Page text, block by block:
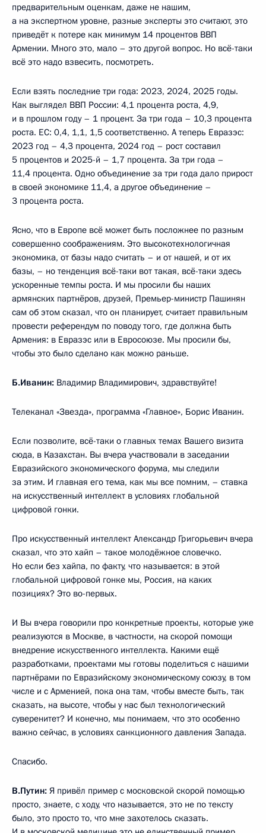
предварительным оценкам, даже не нашим,
а на экспертном уровне, разные эксперты это считают, это
приведёт к потере как минимум 14 процентов ВВП
Армении. Много это, мало – это другой вопрос. Но всё-таки
всё это надо взвесить, посмотреть.
Если взять последние три года: 2023, 2024, 2025 годы.
Как выглядел ВВП России: 4,1 процента роста, 4,9,
и в прошлом году – 1 процент. За три года – 10,3 процента
роста. ЕС: 0,4, 1,1, 1,5 соответственно. А теперь Евразэс:
2023 год – 4,3 процента, 2024 год – рост составил
5 процентов и 2025-й – 1,7 процента. За три года –
11,4 процента. Одно объединение за три года дало прирост
в своей экономике 11,4, а другое объединение –
3 процента роста.
Ясно, что в Европе всё может быть посложнее по разным
совершенно соображениям. Это высокотехнологичная
экономика, от базы надо считать – и от нашей, и от их
базы, – но тенденция всё-таки вот такая, всё-таки здесь
ускоренные темпы роста. И мы просили бы наших
армянских партнёров, друзей, Премьер-министр Пашинян
сам об этом сказал, что он планирует, считает правильным
провести референдум по поводу того, где должна быть
Армения: в Евразэс или в Евросоюзе. Мы просили бы,
чтобы это было сделано как можно раньше.
Б.Иванин: Владимир Владимирович, здравствуйте!
Телеканал «Звезда», программа «Главное», Борис Иванин.
Если позволите, всё-таки о главных темах Вашего визита
сюда, в Казахстан. Вы вчера участвовали в заседании
Евразийского экономического форума, мы следили
за этим. И главная его тема, как мы все помним, – ставка
на искусственный интеллект в условиях глобальной
цифровой гонки.
Про искусственный интеллект Александр Григорьевич вчера
сказал, что это хайп – такое молодёжное словечко.
Но если без хайпа, по факту, что называется: в этой
глобальной цифровой гонке мы, Россия, на каких
позициях? Это во-первых.
И Вы вчера говорили про конкретные проекты, которые уже
реализуются в Москве, в частности, на скорой помощи
внедрение искусственного интеллекта. Какими ещё
разработками, проектами мы готовы поделиться с нашими
партнёрами по Евразийскому экономическому союзу, в том
числе и с Арменией, пока она там, чтобы вместе быть, так
сказать, на высоте, чтобы у нас был технологический
суверенитет? И конечно, мы понимаем, что это особенно
важно сейчас, в условиях санкционного давления Запада.
Спасибо.
В.Путин: Я привёл пример с московской скорой помощью
просто, знаете, с ходу, что называется, это не по тексту
было, это просто то, что мне захотелось сказать.